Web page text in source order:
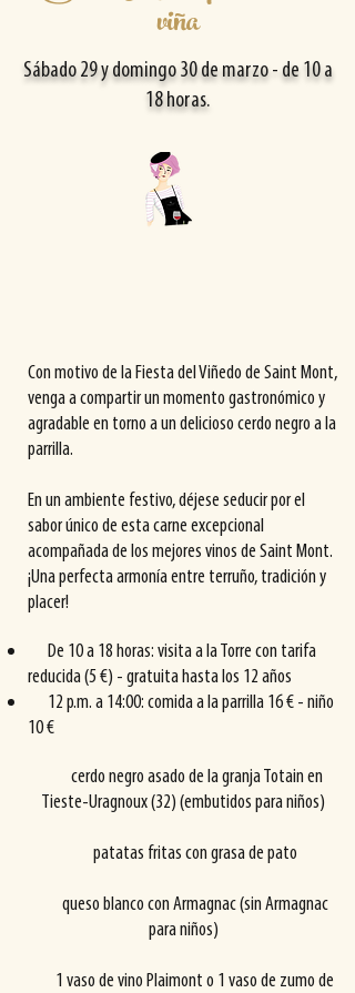
viña
Sábado 29 y domingo 30 de marzo - de 10 a
18 horas.
Con motivo de la Fiesta del Viñedo de Saint Mont,
venga a compartir un momento gastronómico y
agradable en torno a un delicioso cerdo negro a la
parrilla.
En un ambiente festivo, déjese seducir por el
sabor único de esta carne excepcional
acompañada de los mejores vinos de Saint Mont.
¡Una perfecta armonía entre terruño, tradición y
placer!
De 10 a 18 horas: visita a la Torre con tarifa
reducida (5 €) - gratuita hasta los 12 años
12 p.m. a 14:00: comida a la parrilla 16 € - niño
10 €
cerdo negro asado de la granja Totain en
Tieste-Uragnoux (32) (embutidos para niños)
patatas fritas con grasa de pato
queso blanco con Armagnac (sin Armagnac
para niños)
1 vaso de vino Plaimont o 1 vaso de zumo de